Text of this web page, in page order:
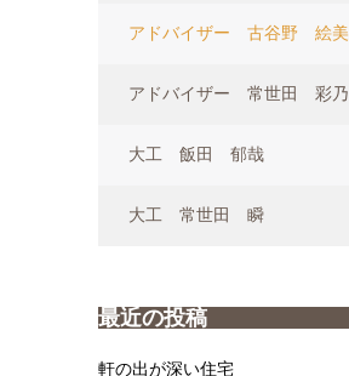
アドバイザー 古谷野 絵美
アドバイザー 常世田 彩乃
大工 飯田 郁哉
大工 常世田 瞬
最近の投稿
軒の出が深い住宅